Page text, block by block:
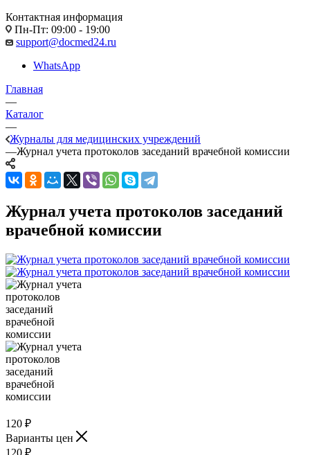
Контактная информация
Пн-Пт: 09:00 - 19:00
support@docmed24.ru
WhatsApp
Главная
—
Каталог
—
Журналы для медицинских учреждений
—Журнал учета протоколов заседаний врачебной комиссии
Журнал учета протоколов заседаний
врачебной комиссии
120 ₽
Варианты цен
120 ₽